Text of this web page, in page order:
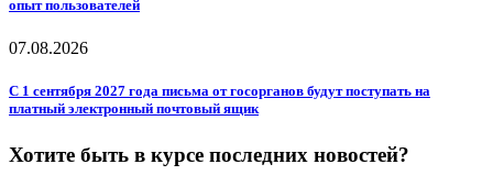
опыт пользователей
07.08.2026
С 1 сентября 2027 года письма от госорганов будут поступать на
платный электронный почтовый ящик
Хотите быть в курсе последних новостей?